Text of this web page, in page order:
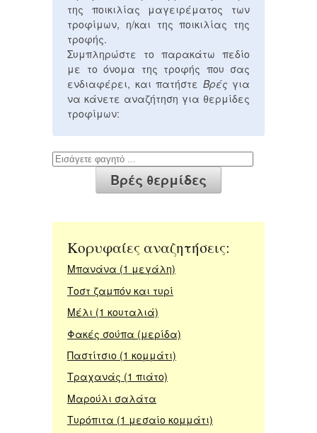
της ποικιλίας μαγειρέματος των
τροφίμων, η/και της ποικιλίας της
τροφής.
Συμπληρώστε το παρακάτω πεδίο
με το όνομα της τροφής που σας
ενδιαφέρει, και πατήστε Βρές για
να κάνετε αναζήτηση για θερμίδες
τροφίμων:
Κορυφαίες αναζητήσεις:
Μπανάνα (1 μεγάλη)
Τοστ ζαμπόν και τυρί
Μέλι (1 κουταλιά)
Φακές σούπα (μερίδα)
Παστίτσιο (1 κομμάτι)
Τραχανάς (1 πιάτο)
Μαρούλι σαλάτα
Τυρόπιτα (1 μεσαίο κομμάτι)